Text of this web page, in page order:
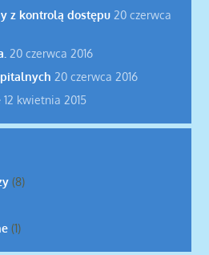
z kontrolą dostępu 20 czerwca
20 czerwca 2016
20 czerwca 2016
12 kwietnia 2015
(8)
(1)